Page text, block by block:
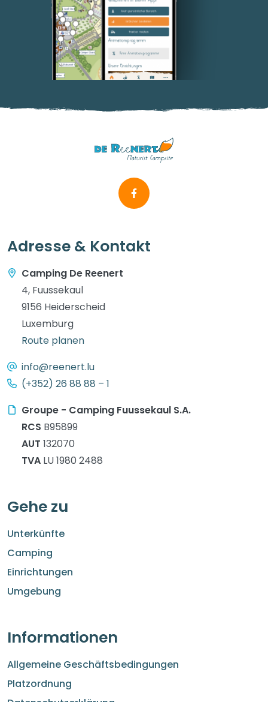
Adresse & Kontakt
Camping De Reenert
4, Fuussekaul
9156 Heiderscheid
Luxemburg
Route planen
info@reenert.lu
(+352) 26 88 88 – 1
Groupe - Camping Fuussekaul S.A.
RCS B95899
AUT 132070
TVA LU 1980 2488
Gehe zu
Unterkünfte
Camping
Einrichtungen
Umgebung
Informationen
Allgemeine Geschäftsbedingungen
Platzordnung